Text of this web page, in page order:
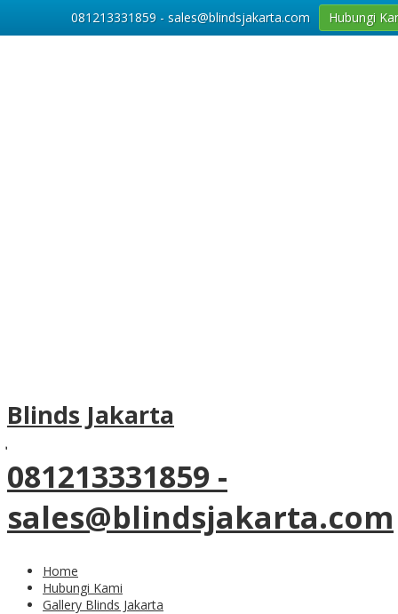
Blinds Jakarta
081213331859 -
sales@blindsjakarta.com
Home
Hubungi Kami
Gallery Blinds Jakarta
Jual Vertical Blind Jakarta
Terbaru dan Terlengkap
Tempat Jual Vertical
081213331859 - sales@blindsjakarta.com Hubungi